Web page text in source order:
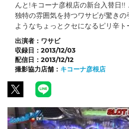
んと!キコーナ彦根店の新台入替日!!
独特の雰囲気を持つワサビが驚き
ようなちょっとクセになるピリ辛
出演者： ワサビ
収録日： 2013/12/03
配信日： 2013/12/12
撮影協力店舗： キコーナ彦根店